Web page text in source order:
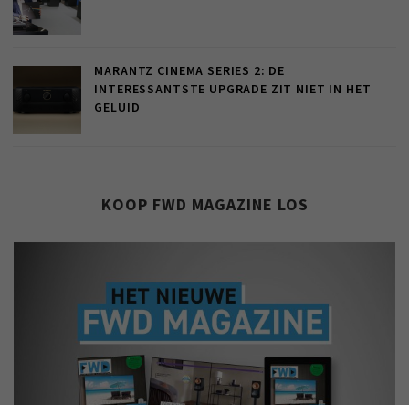
MARANTZ CINEMA SERIES 2: DE
INTERESSANTSTE UPGRADE ZIT NIET IN HET
GELUID
KOOP FWD MAGAZINE LOS